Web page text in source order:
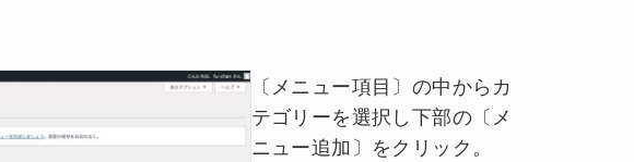
〔メニュー項目〕の中からカ
テゴリーを選択し下部の〔メ
ニュー追加〕をクリック。